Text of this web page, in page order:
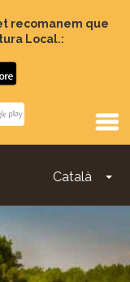
recomanem que
Local.:
Català